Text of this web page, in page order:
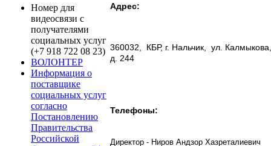
Номер для
видеосвязи с
получателями
социальных услуг
(+7 918 722 08 23)
ВОЛОНТЕР
Информация о
поставщике
социальных услуг
согласно
Постановлению
Правительства
Российской
Адрес:
360032, КБР, г. Нальчик, ул. Калмыкова,
д. 244
Телефоны:
Директор - Ниров Андзор